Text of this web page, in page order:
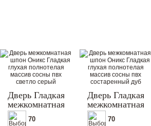
Дверь Гладкая
межкомнатная
70
Дверь Гладкая
межкомнатная
70